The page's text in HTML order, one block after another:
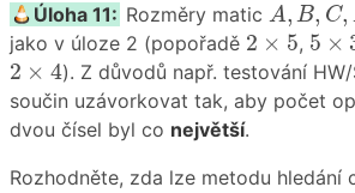
Úloha 11: Rozměry matic A, B, C,
jako v úloze 2 (popořadě 2 × 5
2 ×5 , 5 ×
5 ×3
2 × 4
2 ×4 ). Z důvodů např. testování
součin uzávorkovat tak, aby počet
dvou čísel byl co největší.
Rozhodněte, zda lze metodu hledání